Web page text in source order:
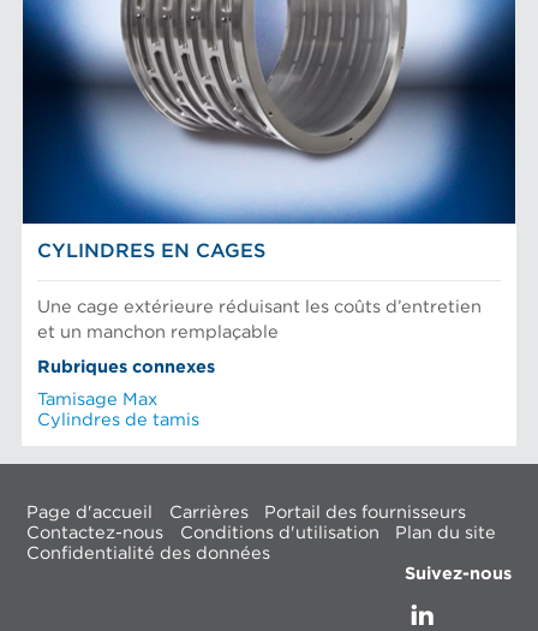
CYLINDRES EN CAGES
Une cage extérieure réduisant les coûts d’entretien
et un manchon remplaçable
Rubriques connexes
Tamisage Max
Cylindres de tamis
Page d'accueil Carrières
Portail des fournisseurs
Contactez-nous
Conditions d'utilisation
Plan du site
Confidentialité des données
Suivez-nous